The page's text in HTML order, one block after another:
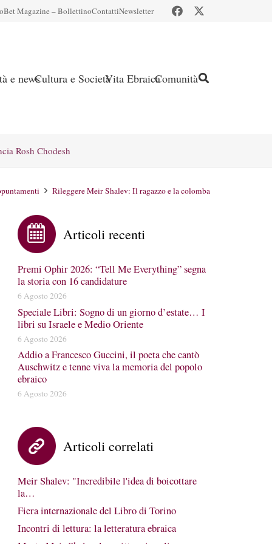
Bet Magazine – BollettinoContattiNewsletter
e newsCultura e SocietàVita EbraicaComunità
Rosh Chodesh
Rileggere Meir Shalev: Il ragazzo e la colomba
Articoli recenti
Premi Ophir 2026: “Tell Me Everything” segna
la storia con 16 candidature
6 Agosto 2026
Speciale Libri: Sogno di un giorno d’estate… I
libri su Israele e Medio Oriente
6 Agosto 2026
Addio a Francesco Guccini, il poeta che cantò
Auschwitz e tenne viva la memoria del popolo
ebraico
6 Agosto 2026
Articoli correlati
Meir Shalev: "Incredibile l'idea di boicottare
la…
Fiera internazionale del Libro di Torino
Incontri di lettura: la letteratura ebraica